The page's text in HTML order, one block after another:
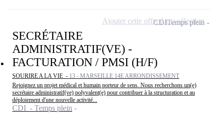
SECRÉTAIRE
ADMINISTRATIF(VE) -
FACTURATION / PMSI (H/F)
SOURIRE A LA VIE - 13 - MARSEILLE 14E ARRONDISSEMENT
Rejoignez un projet médical et humain porteur de sens. Nous recherchons un(e)
secrétaire administratif(ve) polyvalent(e) pour contribuer à la structuration et au
déploiement d'une nouvelle activité...
CDI - Temps plein
CDITemps plein
Ajouter cette offre à ma sélection